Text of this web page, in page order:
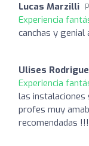
Lucas Marzilli
Experiencia
canchas y genial
Ulises
Experiencia
las instalaciones
profes muy
recomendadas !!!